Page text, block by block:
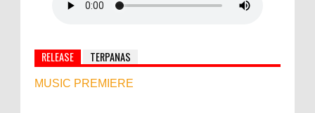
RELEASE TERPANAS
MUSIC PREMIERE